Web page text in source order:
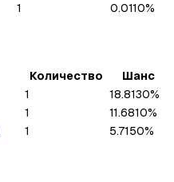
1 0.0110%
Количество
Шанс
1
18.8130%
1
11.6810%
1 5.7150%